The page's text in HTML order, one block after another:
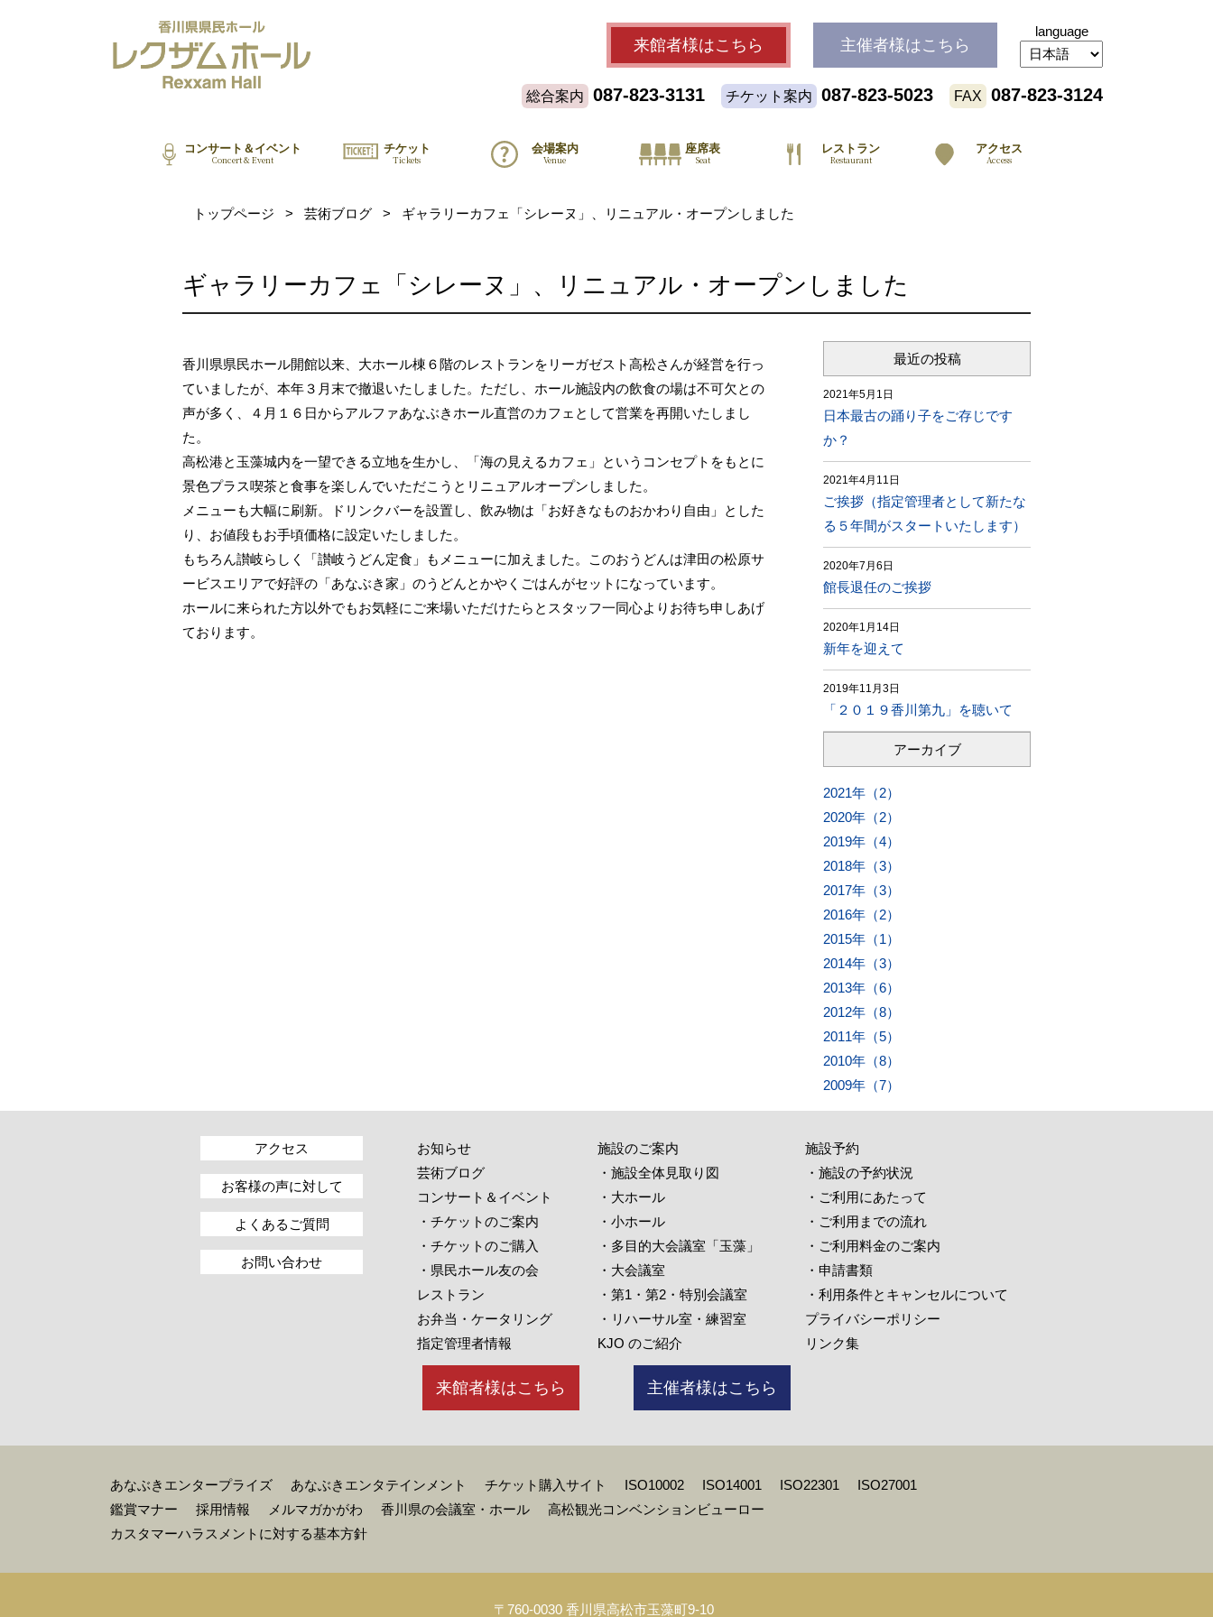
来館者様はこちら 主催者様はこちら
language
総合案内 087-823-3131 チケット案内 087-823-5023 FAX 087-823-3124
コンサート＆イベント
Concert & Event
チケット
Tickets
会場案内
Venue
座席表
Seat
レストラン
Restaurant
アクセス
Access
トップページ > 芸術ブログ > ギャラリーカフェ「シレーヌ」、リニュアル・オープンしました
ギャラリーカフェ「シレーヌ」、リニュアル・オープンしました
香川県県民ホール開館以来、大ホール棟６階のレストランをリーガゼスト高松さんが経営を行っ
ていましたが、本年３月末で撤退いたしました。ただし、ホール施設内の飲食の場は不可欠との
声が多く、４月１６日からアルファあなぶきホール直営のカフェとして営業を再開いたしまし
た。
高松港と玉藻城内を一望できる立地を生かし、「海の見えるカフェ」というコンセプトをもとに
景色プラス喫茶と食事を楽しんでいただこうとリニュアルオープンしました。
メニューも大幅に刷新。ドリンクバーを設置し、飲み物は「お好きなものおかわり自由」とした
り、お値段もお手頃価格に設定いたしました。
もちろん讃岐らしく「讃岐うどん定食」もメニューに加えました。このおうどんは津田の松原サ
ービスエリアで好評の「あなぶき家」のうどんとかやくごはんがセットになっています。
ホールに来られた方以外でもお気軽にご来場いただけたらとスタッフ一同心よりお待ち申しあげ
ております。
最近の投稿
日本最古の踊り子をご存じです
か？
2021年5月1日
ご挨拶（指定管理者として新たな
る５年間がスタートいたします）
2021年4月11日
館長退任のご挨拶
2020年7月6日
新年を迎えて
2020年1月14日
「２０１９香川第九」を聴いて
2019年11月3日
アーカイブ
2021年（2）
2020年（2）
2019年（4）
2018年（3）
2017年（3）
2016年（2）
2015年（1）
2014年（3）
2013年（6）
2012年（8）
2011年（5）
2010年（8）
2009年（7）
アクセス
お客様の声に対して
よくあるご質問
お問い合わせ
お知らせ
芸術ブログ
コンサート＆イベント
・チケットのご案内
・チケットのご購入
・県民ホール友の会
レストラン
お弁当・ケータリング
指定管理者情報
施設のご案内
・施設全体見取り図
・大ホール
・小ホール
・多目的大会議室「玉藻」
・大会議室
・第1・第2・特別会議室
・リハーサル室・練習室
KJO のご紹介
施設予約
・施設の予約状況
・ご利用にあたって
・ご利用までの流れ
・ご利用料金のご案内
・申請書類
・利用条件とキャンセルについて
プライバシーポリシー
リンク集
来館者様はこちら 主催者様はこちら
あなぶきエンタープライズ あなぶきエンタテインメント チケット購入サイト ISO10002 ISO14001 ISO22301
ISO27001
鑑賞マナー
採用情報 メルマガかがわ 香川県の会議室・ホール
高松観光コンベンションビューロー
カスタマーハラスメントに対する基本方針
〒760-0030 香川県高松市玉藻町9-10